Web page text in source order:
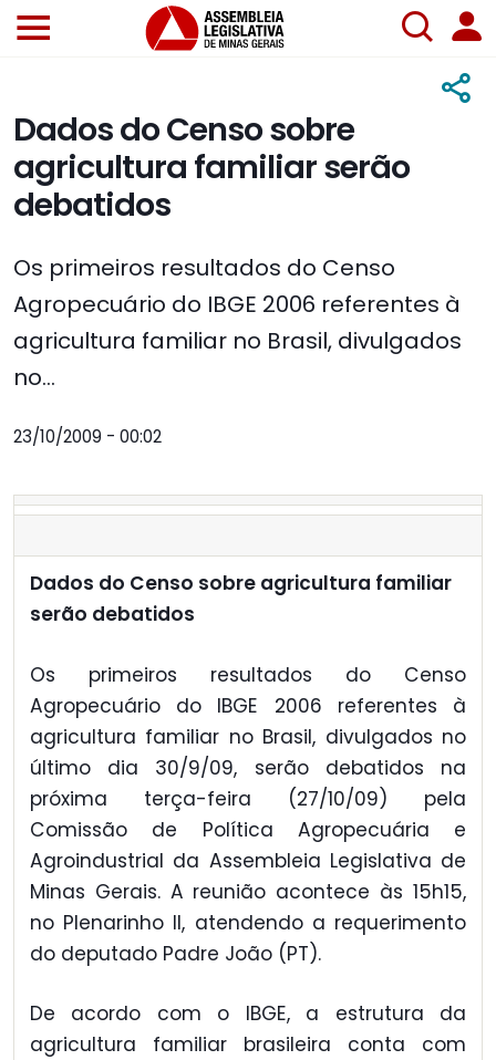
Dados do Censo sobre
agricultura familiar serão
debatidos
Os primeiros resultados do Censo
Agropecuário do IBGE 2006 referentes à
agricultura familiar no Brasil, divulgados
no...
23/10/2009 - 00:02
Dados do Censo sobre agricultura familiar
serão debatidos
Os primeiros resultados do Censo
Agropecuário do IBGE 2006 referentes à
agricultura familiar no Brasil, divulgados no
último dia 30/9/09, serão debatidos na
próxima terça-feira (27/10/09) pela
Comissão de Política Agropecuária e
Agroindustrial da Assembleia Legislativa de
Minas Gerais. A reunião acontece às 15h15,
no Plenarinho II, atendendo a requerimento
do deputado Padre João (PT).
De acordo com o IBGE, a estrutura da
agricultura familiar brasileira conta com